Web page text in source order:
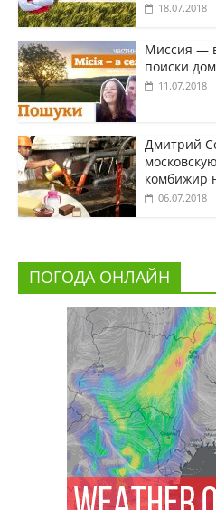
18.07.2018
Миссия —
поиски
11.07.2018
Дмитрий
комбижир
06.07.2018
ПОГОДА ОНЛАЙН